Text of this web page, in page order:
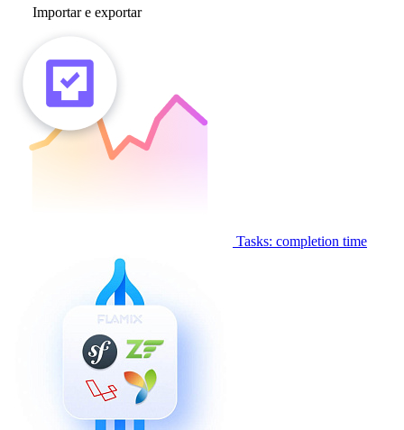
Importar e exportar
Tasks: completion time